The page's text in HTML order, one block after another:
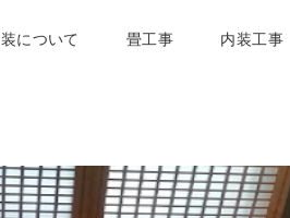
について 畳工事 内装工事